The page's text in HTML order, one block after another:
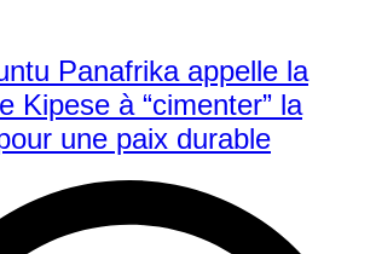
Panafrika appelle la
Kipese à “cimenter” la
une paix durable